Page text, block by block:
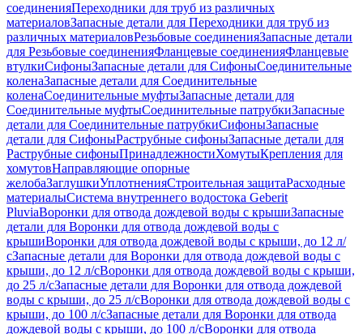
соединенияПереходники для труб из различных
материаловЗапасные детали для Переходники для труб из
различных материаловРезьбовые соединенияЗапасные детали
для Резьбовые соединенияФланцевые соединенияФланцевые
втулкиСифоныЗапасные детали для СифоныСоединительные
коленаЗапасные детали для Соединительные
коленаСоединительные муфтыЗапасные детали для
Соединительные муфтыСоединительные патрубкиЗапасные
детали для Соединительные патрубкиСифоныЗапасные
детали для СифоныРаструбные сифоныЗапасные детали для
Раструбные сифоныПринадлежностиХомутыКрепления для
хомутовНаправляющие опорные
желобаЗаглушкиУплотненияСтроительная защитаРасходные
материалыСистема внутреннего водостока Geberit
PluviaВоронки для отвода дождевой воды с крышиЗапасные
детали для Воронки для отвода дождевой воды с
крышиВоронки для отвода дождевой воды с крыши, до 12 л/
сЗапасные детали для Воронки для отвода дождевой воды с
крыши, до 12 л/сВоронки для отвода дождевой воды с крыши,
до 25 л/сЗапасные детали для Воронки для отвода дождевой
воды с крыши, до 25 л/сВоронки для отвода дождевой воды с
крыши, до 100 л/сЗапасные детали для Воронки для отвода
дождевой воды с крыши, до 100 л/сВоронки для отвода